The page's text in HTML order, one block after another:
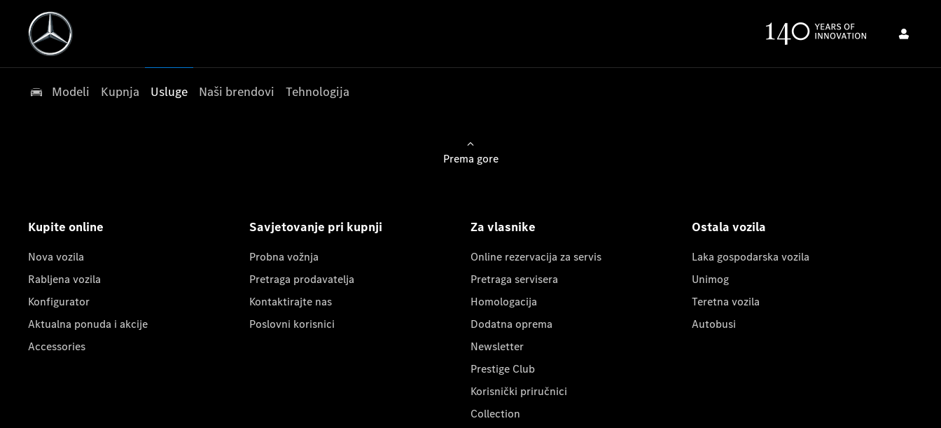
Modeli Kupnja Usluge Naši brendovi Tehnologija
Prema gore
Kupite online
Nova vozila
Rabljena vozila
Konfigurator
Aktualna ponuda i akcije
Accessories
Savjetovanje pri kupnji
Probna vožnja
Pretraga prodavatelja
Kontaktirajte nas
Poslovni korisnici
Za vlasnike
Online rezervacija za servis
Pretraga servisera
Homologacija
Dodatna oprema
Newsletter
Prestige Club
Korisnički priručnici
Collection
Ostala vozila
Laka gospodarska vozila
Unimog
Teretna vozila
Autobusi